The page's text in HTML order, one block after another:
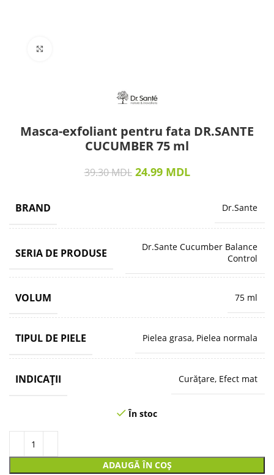
Masca-exfoliant pentru fata DR.SANTE
CUCUMBER 75 ml
39.30MDL 24.99 MDL
BRAND Dr.Sante
SERIA DE PRODUSE
Dr.Sante Cucumber Balance
Control
VOLUM 75 ml
TIPUL DE PIELE Pielea grasa, Pielea normala
INDICAȚII Curățare, Efect mat
În stoc
ADAUGĂ ÎN COȘ